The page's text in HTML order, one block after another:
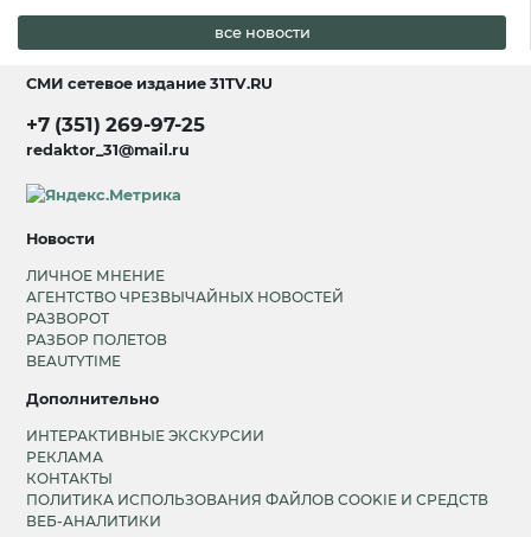
все новости
СМИ сетевое издание31TV.RU
+7 (351) 269-97-25
redaktor_31@mail.ru
Новости
ЛИЧНОЕ МНЕНИЕ
АГЕНТСТВО ЧРЕЗВЫЧАЙНЫХ НОВОСТЕЙ
РАЗВОРОТ
РАЗБОР ПОЛЕТОВ
BEAUTYTIME
Дополнительно
ИНТЕРАКТИВНЫЕ ЭКСКУРСИИ
РЕКЛАМА
КОНТАКТЫ
ПОЛИТИКА ИСПОЛЬЗОВАНИЯ ФАЙЛОВ COOKIE И СРЕДСТВ
ВЕБ-АНАЛИТИКИ